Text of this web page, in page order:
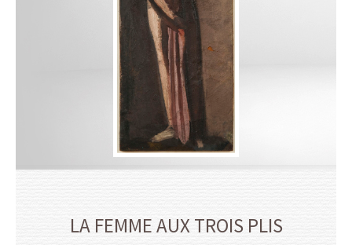
LA FEMME AUX TROIS PLIS